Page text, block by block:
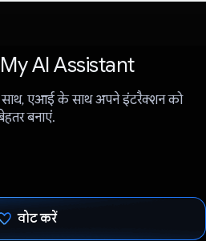
AI Assistant
एआई के साथ अपने इंटरैक्शन को
बनाएं.
वोट करें